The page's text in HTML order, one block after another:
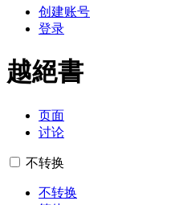
创建账号
登录
越絕書
页面
讨论
不转换
不转换